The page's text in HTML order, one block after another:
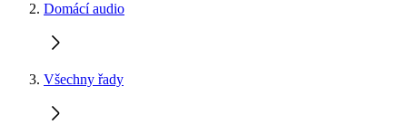
Domácí audio
Všechny řady